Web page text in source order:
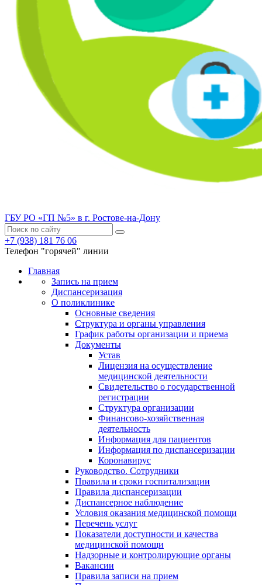
ГБУ РО «ГП №5» в г. Ростове-на-Дону
+7 (938) 181 76 06
Телефон "горячей" линии
Главная
Запись на прием
Диспансеризация
О поликлинике
Основные сведения
Структура и органы управления
График работы организации и приема
Документы
Устав
Лицензия на осуществление
медицинской деятельности
Свидетельство о государственной
регистрации
Структура организации
Финансово-хозяйственная
деятельность
Информация для пациентов
Информация по диспансеризации
Коронавирус
Руководство. Сотрудники
Правила и сроки госпитализации
Правила диспансеризации
Диспансерное наблюдение
Условия оказания медицинской помощи
Перечень услуг
Показатели доступности и качества
медицинской помощи
Надзорные и контролирующие органы
Вакансии
Правила записи на прием